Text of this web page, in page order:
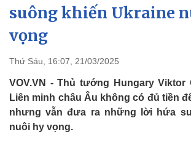
Đảng
Tổ chức nhân sự
Quốc hội
Nhận diện sự thật
Tin 24h
Dự báo
suông khiến Ukraine
vọng
Thứ Sáu, 16:07, 21/03/2025
VOV.VN - Thủ tướng Hungary Viktor
Liên minh châu Âu không có đủ tiền
nhưng vẫn đưa ra những lời hứa
nuôi hy vọng.